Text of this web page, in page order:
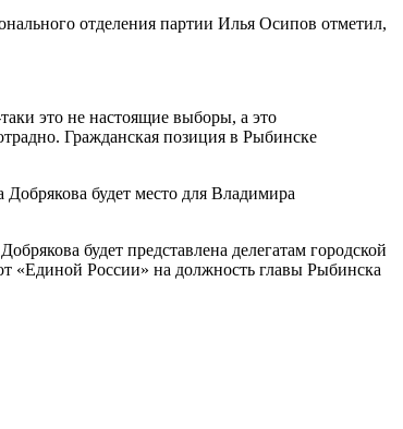
отделения партии Илья Осипов отметил,
это не настоящие выборы, а это
Гражданская позиция в Рыбинске
будет место для Владимира
будет представлена делегатам городской
«Единой России» на должность главы Рыбинска